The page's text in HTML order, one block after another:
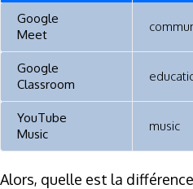
Google
Meet
Google
Classroom
YouTube
Music
music
Alors, quelle est la